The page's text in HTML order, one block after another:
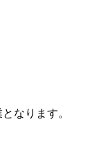
なります。